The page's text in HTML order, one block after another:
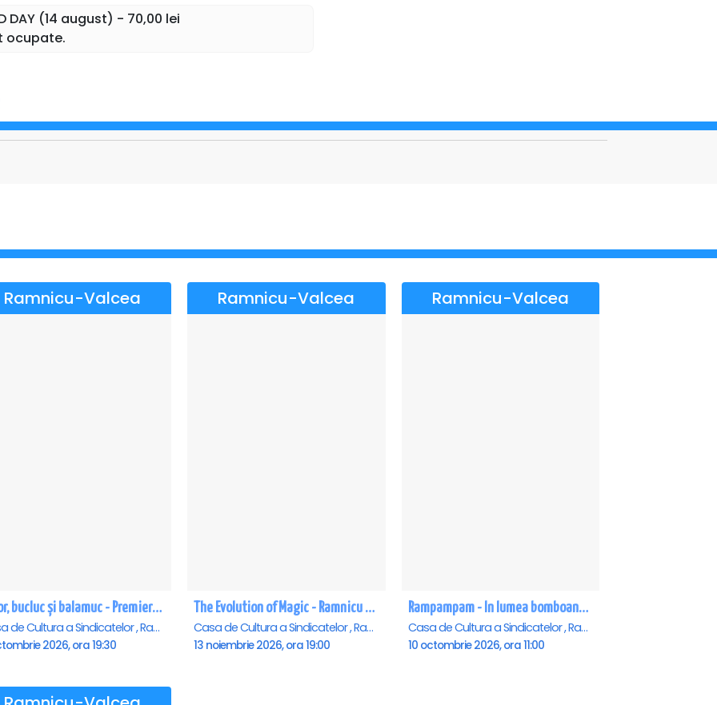
FESTIVAL
DAY (14 august) - 70,00 lei
ocupate.
Ramnicu-Valcea
Amor, bucluc și balamuc - Premiera națională - Ramnicu Valcea
Casa de Cultura a Sindicatelor , Ramnicu-Valcea
2026, ora 19:30
Ramnicu-Valcea
The Evolution of Magic - Ramnicu Valcea
Casa de Cultura a Sindicatelor , Ramnicu-Valcea
13 noiembrie 2026, ora 19:00
Ramnicu-Valcea
Rampampam - In lumea bomboanelor - Ramnicu Valcea
Casa de Cultura a Sindicatelor , Ramnicu-Valcea
10 octombrie 2026, ora 11:00